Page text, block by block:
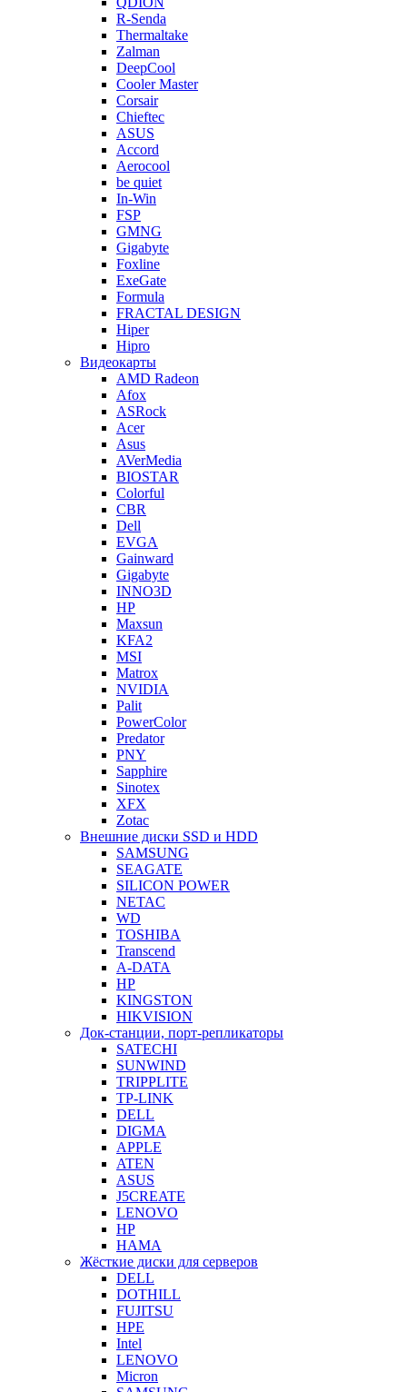
R-Senda
Thermaltake
Zalman
DeepCool
Cooler Master
Corsair
Chieftec
ASUS
Accord
Aerocool
be quiet
In-Win
FSP
GMNG
Gigabyte
Foxline
ExeGate
Formula
FRACTAL DESIGN
Hiper
Hipro
Видеокарты
AMD Radeon
Afox
ASRock
Acer
Asus
AVerMedia
BIOSTAR
Colorful
CBR
Dell
EVGA
Gainward
Gigabyte
INNO3D
HP
Maxsun
KFA2
MSI
Matrox
NVIDIA
Palit
PowerColor
Predator
PNY
Sapphire
Sinotex
XFX
Zotac
Внешние диски SSD и HDD
SAMSUNG
SEAGATE
SILICON POWER
NETAC
WD
TOSHIBA
Transcend
A-DATA
HP
KINGSTON
HIKVISION
Док-станции, порт-репликаторы
SATECHI
SUNWIND
TRIPPLITE
TP-LINK
DELL
DIGMA
APPLE
ATEN
ASUS
J5CREATE
LENOVO
HP
HAMA
Жёсткие диски для серверов
DELL
DOTHILL
FUJITSU
HPE
Intel
LENOVO
Micron